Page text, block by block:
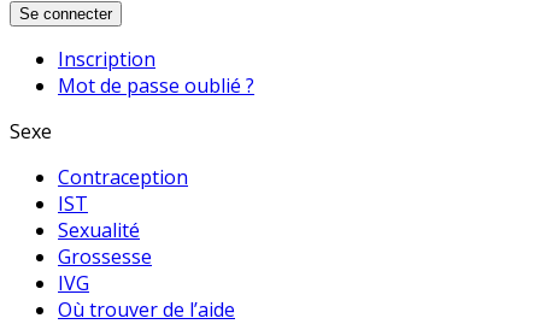
Se connecter
Inscription
Mot de passe oublié ?
Sexe
Contraception
IST
Sexualité
Grossesse
IVG
Où trouver de l’aide